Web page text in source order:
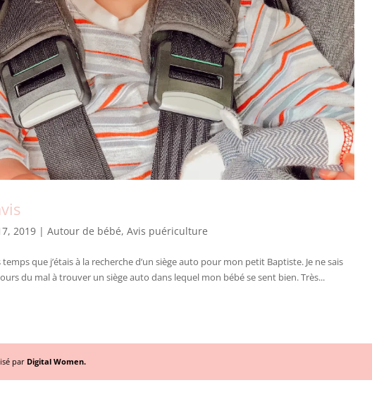
2019 |Autour de bébé,Avis puériculture
que j’étais à la recherche d’un siège auto pour mon petit Baptiste. Je ne sais
du mal à trouver un siège auto dans lequel mon bébé se sent bien. Très...
par Digital Women.